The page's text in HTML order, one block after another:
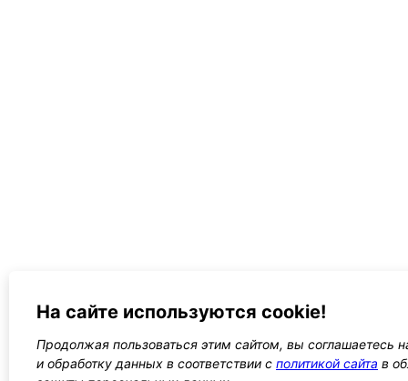
На сайте используются cookie!
Продолжая пользоваться этим сайтом, вы соглашаетесь
и обработку данных в соответствии с политикой сайта в